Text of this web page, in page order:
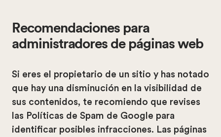
Recomendaciones para
administradores de páginas web
Si eres el propietario de un sitio y has notado
que hay una disminución en la visibilidad de
sus contenidos, te recomiendo que revises
las Políticas de Spam de Google para
identificar posibles infracciones. Las páginas